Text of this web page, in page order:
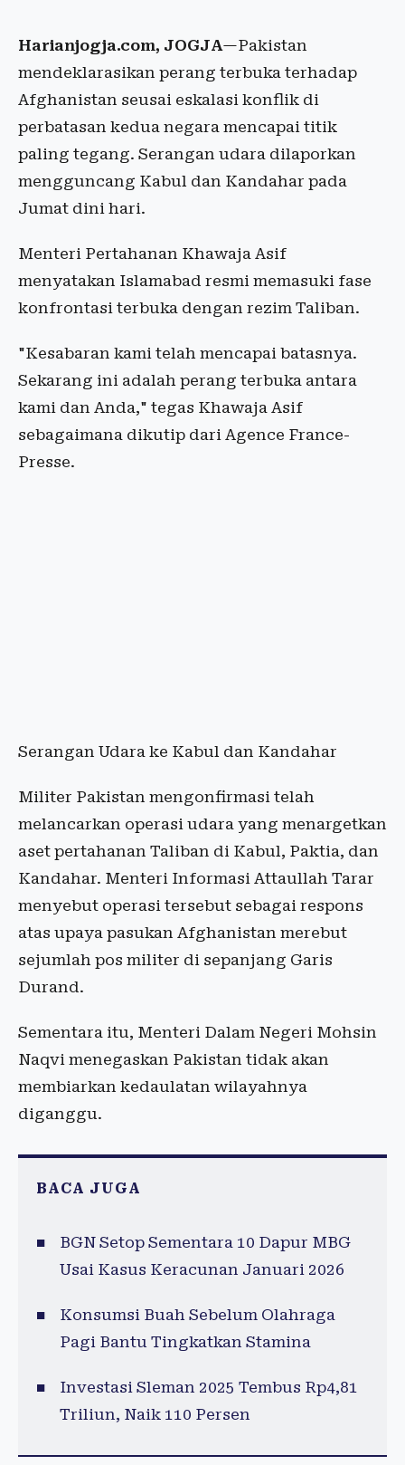
Harianjogja.com, JOGJA—Pakistan
mendeklarasikan perang terbuka terhadap
Afghanistan seusai eskalasi konflik di
perbatasan kedua negara mencapai titik
paling tegang. Serangan udara dilaporkan
mengguncang Kabul dan Kandahar pada
Jumat dini hari.
Menteri Pertahanan Khawaja Asif
menyatakan Islamabad resmi memasuki fase
konfrontasi terbuka dengan rezim Taliban.
"Kesabaran kami telah mencapai batasnya.
Sekarang ini adalah perang terbuka antara
kami dan Anda," tegas Khawaja Asif
sebagaimana dikutip dari Agence France-
Presse.
Serangan Udara ke Kabul dan Kandahar
Militer Pakistan mengonfirmasi telah
melancarkan operasi udara yang menargetkan
aset pertahanan Taliban di Kabul, Paktia, dan
Kandahar. Menteri Informasi Attaullah Tarar
menyebut operasi tersebut sebagai respons
atas upaya pasukan Afghanistan merebut
sejumlah pos militer di sepanjang Garis
Durand.
Sementara itu, Menteri Dalam Negeri Mohsin
Naqvi menegaskan Pakistan tidak akan
membiarkan kedaulatan wilayahnya
diganggu.
BACA JUGA
BGN Setop Sementara 10 Dapur MBG
Usai Kasus Keracunan Januari 2026
Konsumsi Buah Sebelum Olahraga
Pagi Bantu Tingkatkan Stamina
Investasi Sleman 2025 Tembus Rp4,81
Triliun, Naik 110 Persen